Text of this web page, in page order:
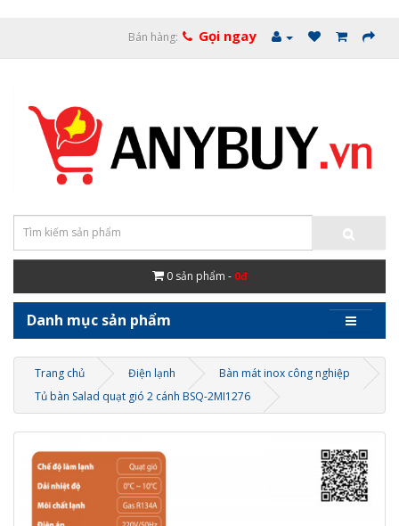
Bán hàng: Gọi ngay
0 sản phẩm - 0đ
Danh mục sản phẩm
Trang chủ Điện lạnh
Bàn mát inox công nghiệp
Tủ bàn Salad quạt gió 2 cánh BSQ-2MI1276